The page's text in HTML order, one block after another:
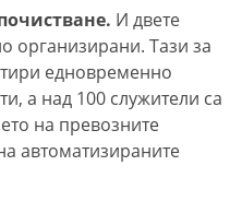
И двете
организирани. Тази за
едновременно
а над 100 служители са
на превозните
автоматизираните